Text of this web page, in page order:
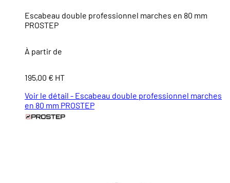
Escabeau double professionnel marches en 80 mm
PROSTEP
À partir de
195,00 € HT
Voir le détail - Escabeau double professionnel marches
en 80 mm PROSTEP